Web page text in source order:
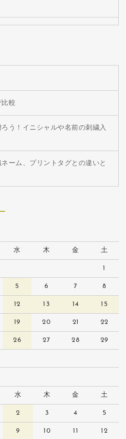
較
う！イニシャルや名前の刺繍入
ーム、プリントタグとの違いと
水 木 金 土
1
5 6 7 8
12 13 14 15
19 20 21 22
26 27 28 29
水 木 金 土
2 3 4 5
9 10 11 12